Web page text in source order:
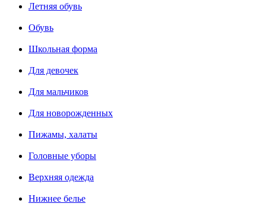
Летняя обувь
Обувь
Школьная форма
Для девочек
Для мальчиков
Для новорожденных
Пижамы, халаты
Головные уборы
Верхняя одежда
Нижнее белье